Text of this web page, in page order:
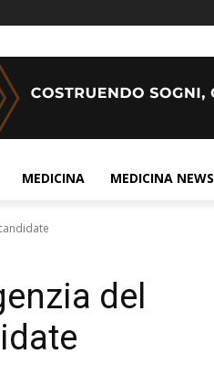
MEDICINA MEDICINA NEWS
del